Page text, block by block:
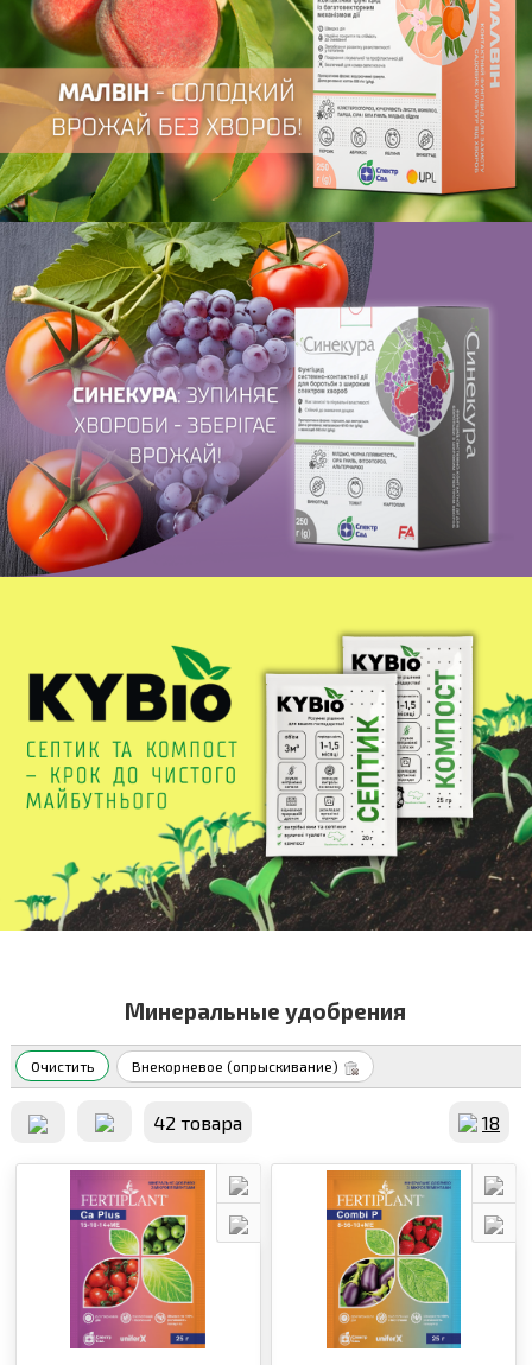
Минеральные удобрения
Очистить Внекорневое (опрыскивание)
42 товара 18